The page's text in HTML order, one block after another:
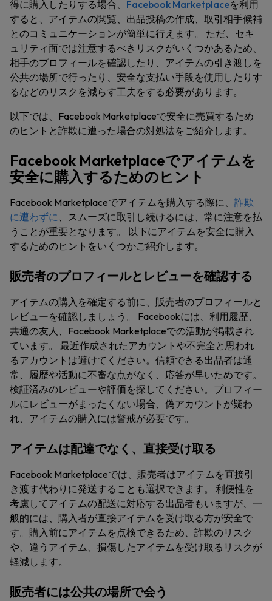
得に購入したりする場合、 Facebook Marketplaceを利用
すると、アイテムの閲覧、出品投稿の作成、取引相手候補
とのコミュニケーションが簡単に行えます。 ただ、セキ
ュリティ面では注意するべきリスクがいくつかあるため、
相手のプロフィールを確認したり、アイテムの引き渡しを
公共の場所で行ったり、安全な支払い手段を使用したりす
るなどのリスクを減らす工夫をする必要があります。
以下では、Facebook Marketplaceで安全に売買するため
のヒントと詐欺に遭った場合の対処法をご紹介します。
Facebook Marketplaceでアイテムを
安全に購入するためのヒント
Facebook Marketplaceでアイテムを購入する際に、 詐欺
に遭わずに、スムーズに取引し続けるには、常に注意を払
うことが重要となります。 以下にアイテムを安全に購入
するためのヒントをいくつかご紹介します。
販売者のプロフィールとレビューを確認する
アイテムの購入を確定する前に、販売者のプロフィールと
レビューを確認しましょう。 Facebookには、利用履歴、
共通の友人、Facebook Marketplaceでの活動が掲載され
ています。 最近作成されたアカウントや不完全と思われ
るアカウントは避けてください。信頼できる出品者は通
常、履歴や活動に不審な点がなく、応答が早いためです。
検証済みのレビューや評価を探してください。プロフィー
ルにレビューがまったくない場合、偽アカウントが疑わ
れ、アイテムの購入には警戒が必要です。
アイテムは配達でなく、直接受け取る
Facebook Marketplaceでは、販売者はアイテムを直接引
き渡す代わりに発送することも選択できます。 利便性を
考慮してアイテムの配送に対応する出品者もいますが、一
般的には、購入者が直接アイテムを受け取る方が安全で
す。購入前にアイテムを点検できるため、詐欺のリスク
や、違うアイテム、損傷したアイテムを受け取るリスクが
軽減します。
販売者には公共の場所で会う